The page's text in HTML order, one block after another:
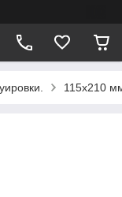
115х210